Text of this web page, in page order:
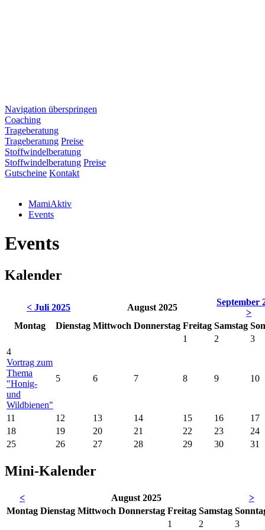
Navigation überspringen
Coaching
Trageberatung
Trageberatung Preise
Stoffwindelberatung
Stoffwindelberatung Preise
Gutscheine Kontakt
MamiAktiv
Events
Events
Kalender
< Juli 2025 August 2025
September
>
Montag Dienstag Mittwoch Donnerstag Freitag Samstag So
1
2
3
4
Vortrag zum
Thema
"Honig-
und
Wildbienen"
5 6 7 8 9 10
11 12 13 14 15 16
17
18
19 20 21 22 23
24
25
26 27 28 29 30 31
Mini-Kalender
< August 2025
>
Montag Dienstag Mittwoch Donnerstag Freitag Samstag So
1
2 3